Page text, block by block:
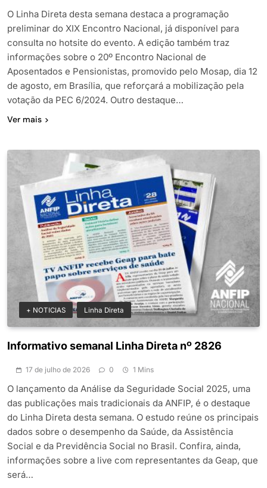
O Linha Direta desta semana destaca a programação
preliminar do XIX Encontro Nacional, já disponível para
consulta no hotsite do evento. A edição também traz
informações sobre o 20º Encontro Nacional de
Aposentados e Pensionistas, promovido pelo Mosap, dia 12
de agosto, em Brasília, que reforçará a mobilização pela
votação da PEC 6/2024. Outro destaque…
Ver mais
+ NOTICIAS Linha Direta
Informativo semanal Linha Direta nº 2826
17 de julho de 2026 0 1 Mins
O lançamento da Análise da Seguridade Social 2025, uma
das publicações mais tradicionais da ANFIP, é o destaque
do Linha Direta desta semana. O estudo reúne os principais
dados sobre o desempenho da Saúde, da Assistência
Social e da Previdência Social no Brasil. Confira, ainda,
informações sobre a live com representantes da Geap, que
será…